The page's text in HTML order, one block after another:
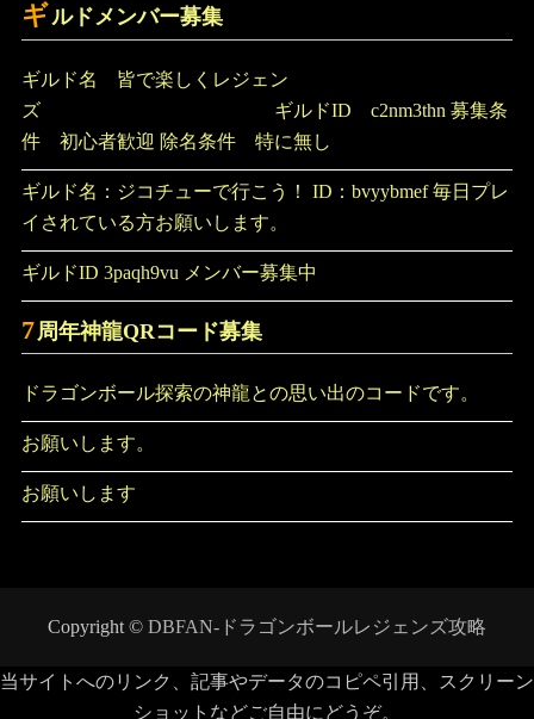
ギルドメンバー募集
ギルド名 皆で楽しくレジェン
ズ ギルドID c2nm3thn 募集条
件 初心者歓迎 除名条件 特に無し
ギルド名：ジコチューで行こう！ ID：bvyybmef 毎日プレ
イされている方お願いします。
ギルドID 3paqh9vu メンバー募集中
7 周年神龍QRコード募集
ドラゴンボール探索の神龍との思い出のコードです。
お願いします。
お願いします
Copyright © DBFAN-ドラゴンボールレジェンズ攻略
当サイトへのリンク、記事やデータのコピペ引用、スクリーン
ショットなどご自由にどうぞ。